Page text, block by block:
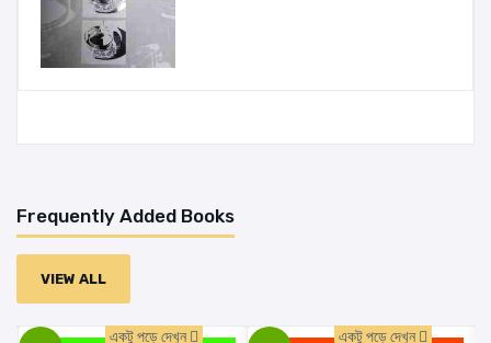
Frequently Added Books
VIEW ALL
একটু পড়ে দেখুন একটু পড়ে দেখুন